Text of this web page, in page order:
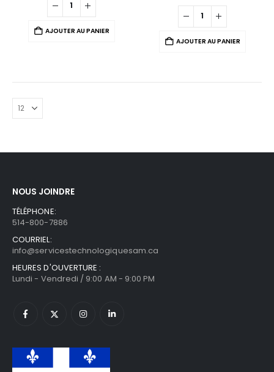
AJOUTER AU PANIER
AJOUTER AU PANIER
NOUS JOINDRE
TÉLÉPHONE:
514-800-7886
COURRIEL:
info@servicestechnologiquesam.ca
HEURES D'OUVERTURE :
Lundi - Vendredi / 9:00 AM - 9:00 PM